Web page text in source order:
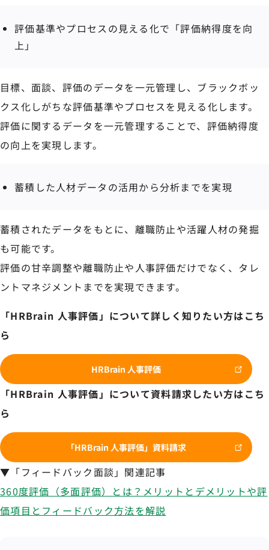
評価基準やプロセスの見える化で「評価納得度を向
上」
目標、面談、評価のデータを一元管理し、ブラックボッ
クス化しがちな評価基準やプロセスを見える化します。
評価に関するデータを一元管理することで、評価納得度
の向上を実現します。
蓄積した人材データの活用から分析までを実現
蓄積されたデータをもとに、離職防止や活躍人材の発掘
も可能です。
評価の甘辛調整や離職防止や人事評価だけでなく、タレ
ントマネジメントまでを実現できます。
「HRBrain 人事評価」について詳しく知りたい方はこち
ら
HRBrain 人事評価
「HRBrain 人事評価」について資料請求したい方はこち
ら
「HRBrain 人事評価」資料請求
▼「フィードバック面談」関連記事
360度評価（多面評価）とは？メリットとデメリットや評
価項目とフィードバック方法を解説